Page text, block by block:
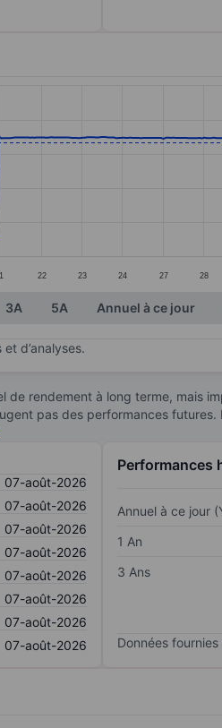
147.1 to 210.2.
22 23 24 27 28
3A 5A Annuel à ce jour
d’analyses.
de rendement à long terme, mais
pas des performances futures.
07-août-2026
07-août-2026
07-août-2026
07-août-2026
07-août-2026
07-août-2026
07-août-2026
07-août-2026
Performances
Annuel à ce jour
1 An
3 Ans
Données